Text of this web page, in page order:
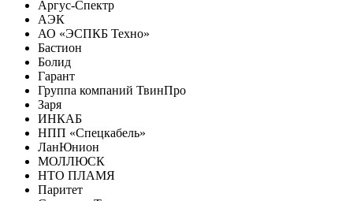
Аргус-Спектр
АЭК
АО «ЭСПКБ Техно»
Бастион
Болид
Гарант
Группа компаний ТвинПро
Заря
ИНКАБ
НПП «Спецкабель»
ЛанЮнион
МОЛЛЮСК
НТО ПЛАМЯ
Паритет